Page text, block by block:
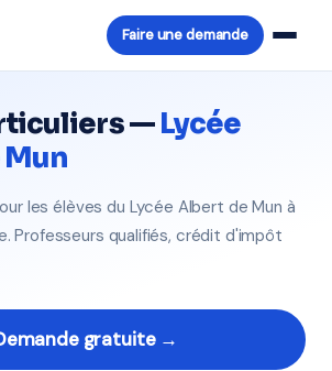
Faire une demande
—Lycée
les élèves du Lycée Albert de Mun à
Professeurs qualifiés, crédit d'impôt
gratuite →